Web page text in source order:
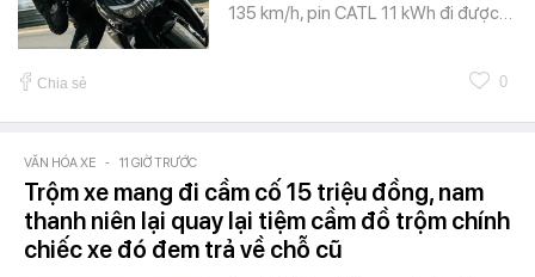
135 km/h, pin CATL 11 kWh đi được…
Chia sẻ 0
VĂN HÓA XE - 11 GIỜ TRƯỚC
Trộm xe mang đi cầm cố 15 triệu đồng, nam
thanh niên lại quay lại tiệm cầm đồ trộm chính
chiếc xe đó đem trả về chỗ cũ